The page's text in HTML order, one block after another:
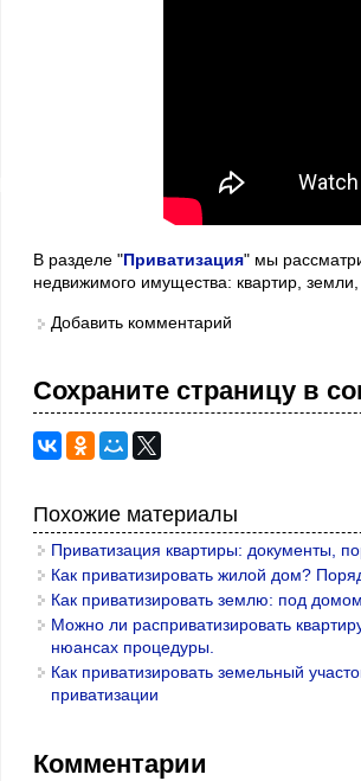
В разделе "Приватизация" мы
недвижимого имущества: квартир,
Добавить комментарий
Сохраните страницу в
Похожие материалы
Приватизация квартиры: документы,
Как приватизировать жилой дом?
Как приватизировать землю: под
Можно ли расприватизировать
нюансах процедуры.
Как приватизировать земельный
приватизации
Комментарии